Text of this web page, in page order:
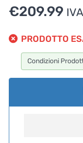
€209.99
PRODOTTO
Condizioni